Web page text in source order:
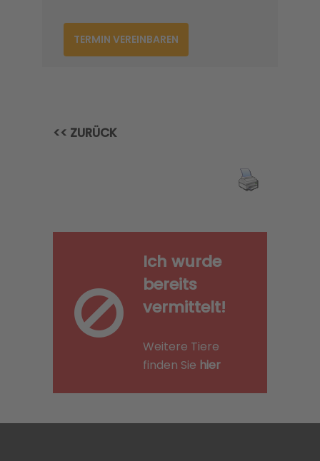
TERMIN VEREINBAREN
<< ZURÜCK
Ich wurde
bereits
vermittelt!
Weitere Tiere
finden Sie hier